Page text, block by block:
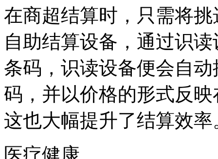
在商超结算时，只需将
自助结算设备，通过识
条码，识读设备便会自
码，并以价格的形式反
这也大幅提升了结算效率
医疗健康